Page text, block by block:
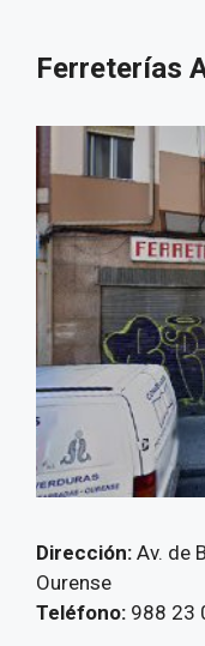
Ferreterías
Dirección: Av. de
Ourense
Teléfono: 988 23